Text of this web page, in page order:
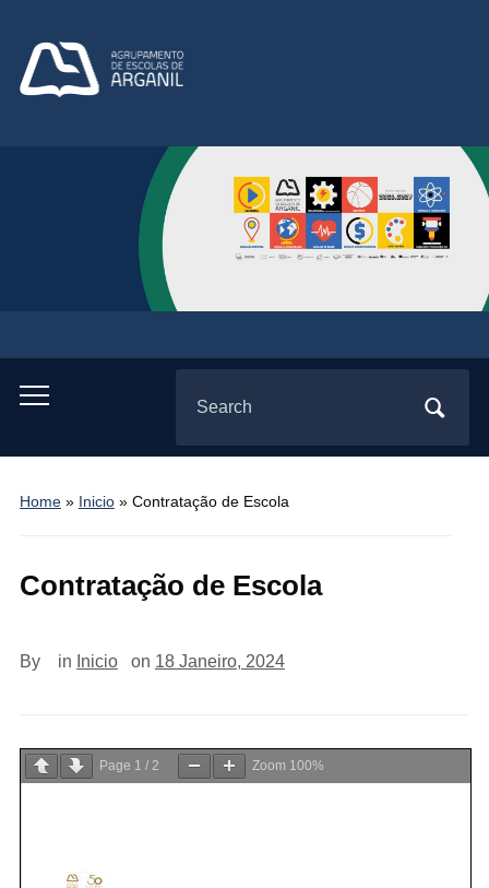
Toggle
menu
for:
Home» Inicio» Contratação de Escola
Contratação de Escola
By in Inicio on 18 Janeiro, 2024
Page 1 / 2 Zoom 100%